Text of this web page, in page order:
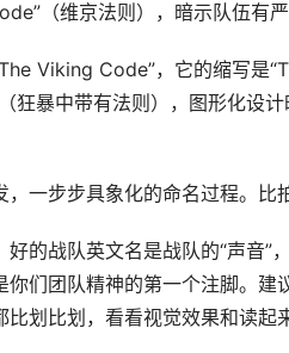
（维京法则），暗示队伍有严
Viking Code”，它的缩写是
狂暴中带有法则），图形化设
一步步具象化的命名过程。比
的战队英文名是战队的“声音”
们团队精神的第一个注脚。
划比划，看看视觉效果和读